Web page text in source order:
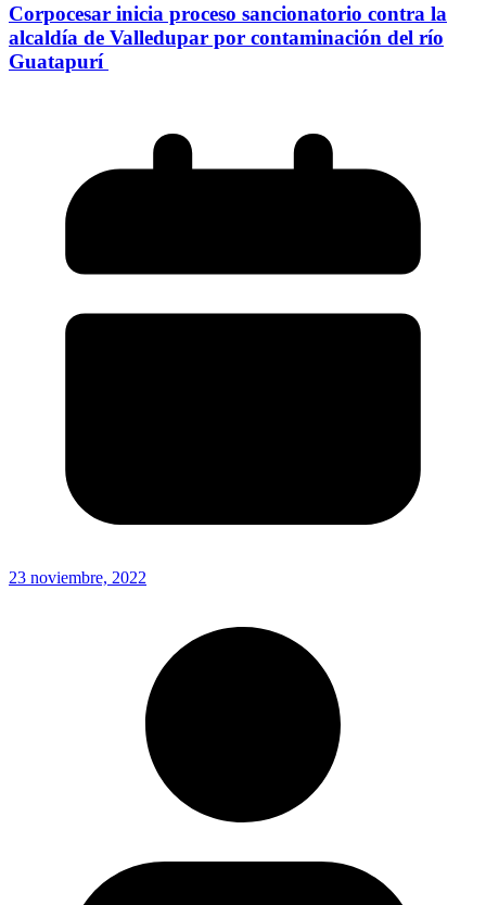
Corpocesar inicia proceso sancionatorio contra la
alcaldía de Valledupar por contaminación del río
Guatapurí
23 noviembre, 2022